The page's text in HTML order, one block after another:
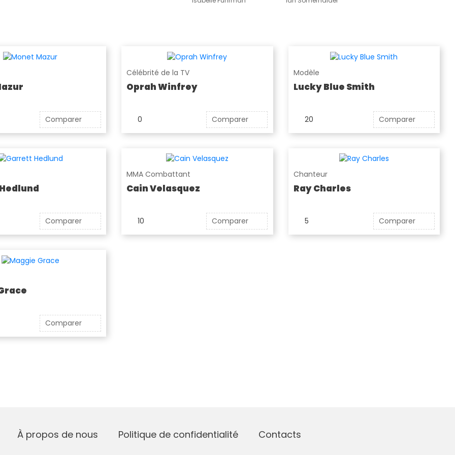
Comparer
Célébrité de la TV
Oprah Winfrey
0 Comparer
Modèle
Lucky Blue Smith
20 Comparer
Comparer
MMA Combattant
Cain Velasquez
10 Comparer
Chanteur
Ray Charles
5 Comparer
Comparer
À propos de nous Politique de confidentialité Contacts